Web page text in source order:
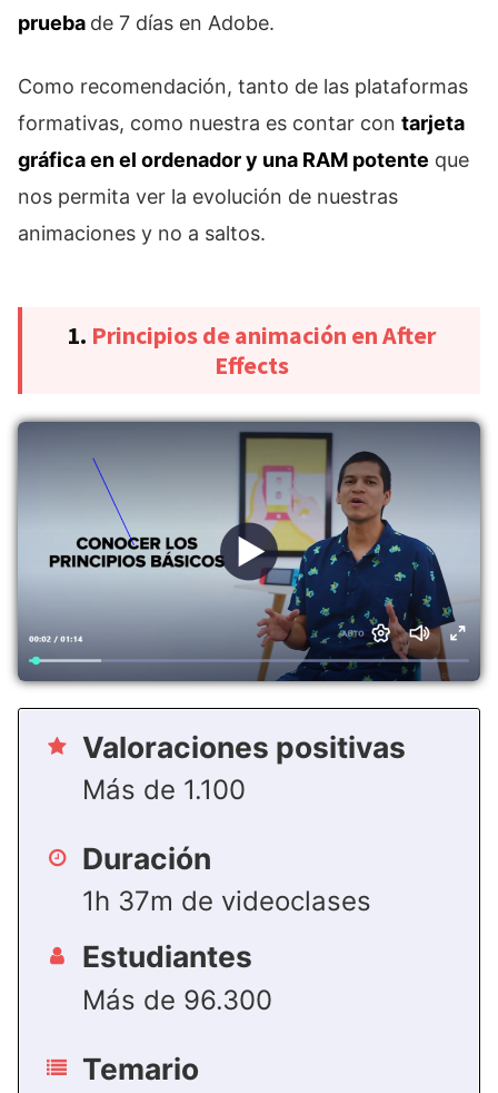
prueba de 7 días en Adobe.
Como recomendación, tanto de las plataformas
formativas, como nuestra es contar con tarjeta
gráfica en el ordenador y una RAM potente que
nos permita ver la evolución de nuestras
animaciones y no a saltos.
1. Principios de animación en After
Effects
Valoraciones positivas
Más de 1.100
Duración
1h 37m de videoclases
Estudiantes
Más de 96.300
Temario